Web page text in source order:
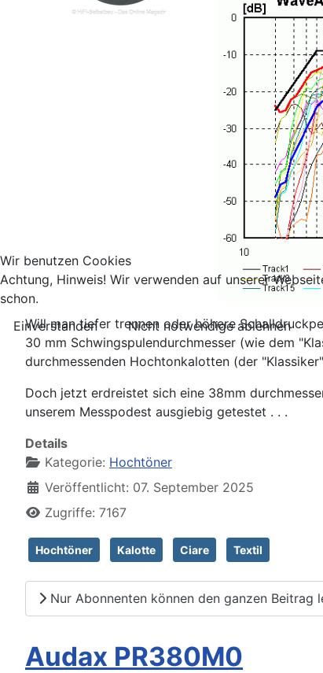
Will man tiefer trennen oder höhere
30 mm Schwingspulendurchmesser (wie dem
durchmessenden Hochtonkalotten (der "Klassiker"
Doch jetzt erdreistet sich eine 38mm
unserem Messpodest ausgiebig getestet . . .
Details
Kategorie: Hochtöner
Veröffentlicht: 07. September 2025
Zugriffe: 7167
Hochtöner Kalotte Ciare Textil
Nur Abonnenten können den ganzen Beitrag
Audax PR380M0
Wir benutzen Cookies
Achtung, Hinweis! Wir verwenden auf unserer
schon.
Einverstanden
Nicht notwendige ablehnen